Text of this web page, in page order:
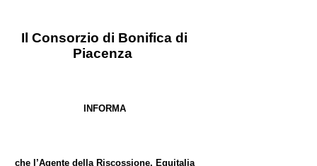
Il Consorzio di Bonifica di
Piacenza
INFORMA
che l’Agente della Riscossione, Equitalia